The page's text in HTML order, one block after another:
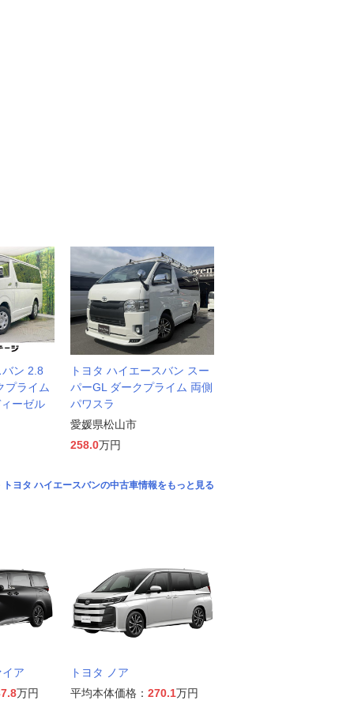
バン 2.8
プライム
ーゼル
トヨタ ハイエースバン スー
パーGL ダークプライム 両側
パワスラ
愛媛県松山市
258.0万円
トヨタ ハイエースバンの中古車情報をもっと見る
イア
万円
トヨタ ノア
平均本体価格： 270.1万円